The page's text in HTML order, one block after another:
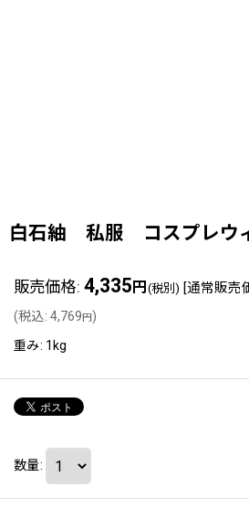
白石紬 私服 コスプレウ
販売価格: 4,335 円 (税別) [通常販売
(税込: 4,769円)
重み: 1kg
数量: